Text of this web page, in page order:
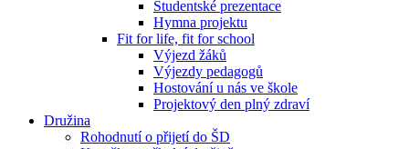
Studentské prezentace
Hymna projektu
Fit for life, fit for school
Výjezd žáků
Výjezdy pedagogů
Hostování u nás ve škole
Projektový den plný zdraví
Družina
Rohodnutí o přijetí do ŠD